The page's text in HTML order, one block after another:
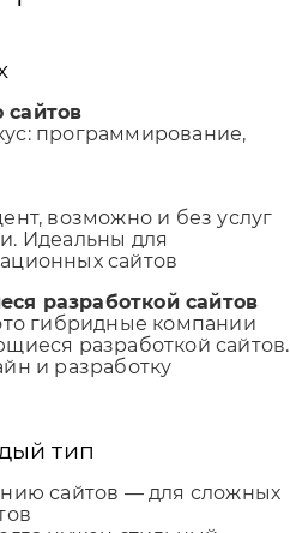
программирование,
возможно и без услуг
Идеальны для
сайтов
разработкой сайтов
гибридные компании
разработкой сайтов.
и разработку
тип
сайтов — для сложных